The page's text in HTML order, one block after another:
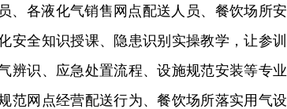
、各液化气销售网点配送人员、餐饮场所安
安全知识授课、隐患识别实操教学，让参训
辨识、应急处置流程、设施规范安装等专业
范网点经营配送行为、餐饮场所落实用气设